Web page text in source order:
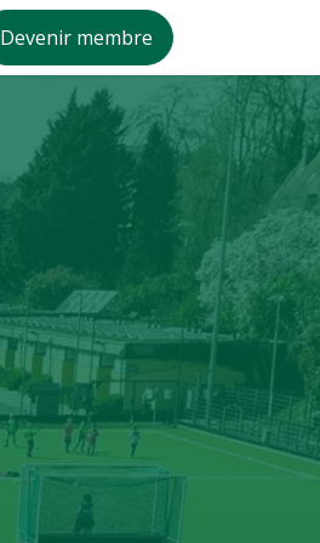
Devenir membre